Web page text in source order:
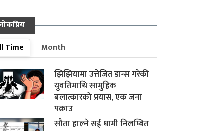
Time
Month
झिझियामा उत्तेजित डान्स गरेकी
युवतिमाथि सामुहिक
बलात्कारको प्रयास, एक जना
पक्राउ
सौता हाल्ने सई धामी निलम्बित